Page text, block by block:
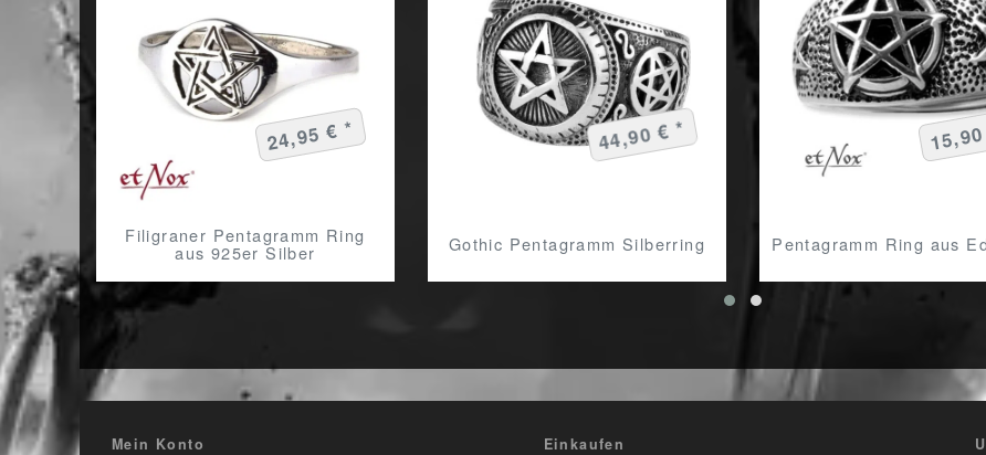
Filigraner Pentagramm Ring
aus 925er Silber
24,95 € *
Gothic Pentagramm Silberring
44,90 € *
Pentagramm Ring aus
Mein Konto Einkaufen